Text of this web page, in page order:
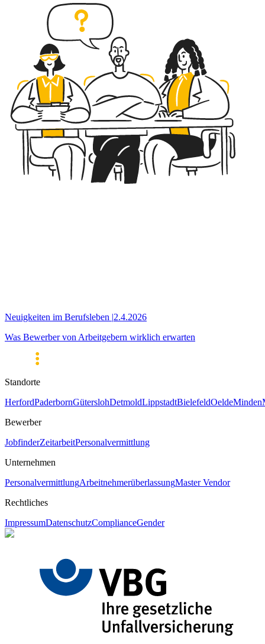
Neuigkeiten im Berufsleben |2.4.2026
Was Bewerber von Arbeitgebern wirklich erwarten
Standorte
HerfordPaderbornGüterslohDetmoldLippstadtBielefeldOeldeMinden
Bewerber
JobfinderZeitarbeitPersonalvermittlung
Unternehmen
PersonalvermittlungArbeitnehmerüberlassungMaster Vendor
Rechtliches
ImpressumDatenschutzComplianceGender